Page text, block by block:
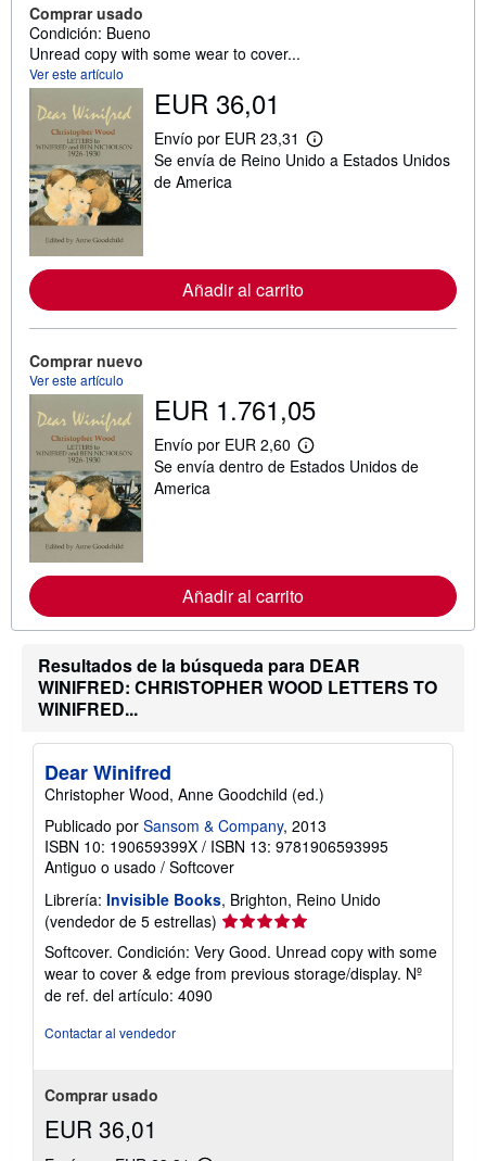
Comprar usado
Condición: Bueno
Unread copy with some wear to cover...
Ver este artículo
EUR 36,01
Envío por EUR 23,31
M
á
c
i
b
r
e
l
a
d
e
n
v
í
Se envía de Reino Unido a Estados Unidos
de America
Añadir al carrito
Comprar nuevo
Ver este artículo
EUR 1.761,05
Envío por EUR 2,60
M
á
c
i
n
s
o
e
s
a
r
a
s
d
e
n
Se envía dentro de Estados Unidos de
America
Añadir al carrito
Resultados de la búsqueda para DEAR
WINIFRED: CHRISTOPHER WOOD LETTERS TO
WINIFRED...
Dear Winifred
Christopher Wood, Anne Goodchild (ed.)
Publicado por Sansom & Company, 2013
ISBN 10: 190659399X / ISBN 13: 9781906593995
Antiguo o usado / Softcover
Librería: Invisible Books, Brighton, Reino Unido
(vendedor de 5 estrellas) Calificación
del
vendedor:
5
Softcover. Condición: Very Good. Unread copy with some
wear to cover & edge from previous storage/display. Nº
de ref. del artículo: 4090
Contactar al vendedor
Comprar usado
EUR 36,01